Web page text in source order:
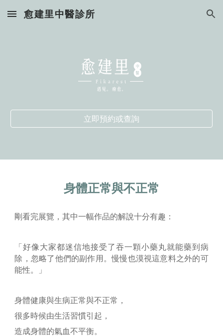
Skip to main content Skip to navigation
愈建里中醫診所
立即預約或查詢
身體正常與不正常
剛看完展覽，其中一幅作品的解說十分有趣：
「好像大家都迷信地接受了吞一顆小藥丸就能藥到病
除，忽略了他們的副作用。慢慢也漠視這意料之外的可
能性。」
身體健康與生病正常與不正常，
很多時候由生活習慣引起，
造成身體的氣血不平衡。